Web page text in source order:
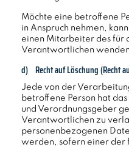
Möchte eine betroffene
in Anspruch nehmen,
einen Mitarbeiter des für
Verantwortlichen wenden.
d) Recht auf Löschung (Recht
Jede von der
betroffene Person hat
und Verordnungsgeber
Verantwortlichen zu
personenbezogenen
werden, sofern einer der